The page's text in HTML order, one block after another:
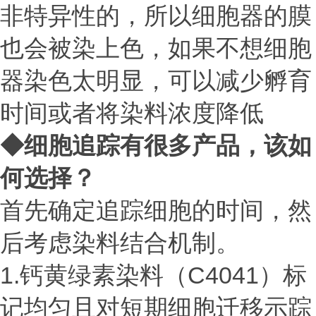
非特异性的，所以细胞器的膜
也会被染上色，如果不想细胞
器染色太明显，可以减少孵育
时间或者将染料浓度降低
◆细胞追踪有很多产品，该如
何选择？
首先确定追踪细胞的时间，然
后考虑染料结合机制。
1.钙黄绿素染料（C4041）标
记均匀且对短期细胞迁移示踪